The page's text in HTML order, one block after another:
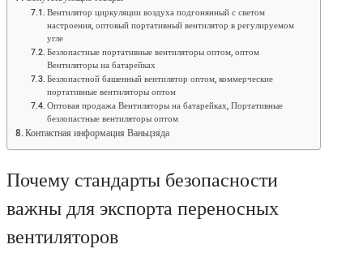
Вентилятор циркуляции воздуха подгонянный с светом
настроения, оптовый портативный вентилятор в регулируемом
угле
Безлопастные портативные вентиляторы оптом, оптом
Вентиляторы на батарейках
Безлопастной башенный вентилятор оптом, коммерческие
портативные вентиляторы оптом
Оптовая продажа Вентиляторы на батарейках, Портативные
безлопастные вентиляторы оптом
Контактная информация Ваньцзяда
Почему стандарты безопасности
важны для экспорта переносных
вентиляторов